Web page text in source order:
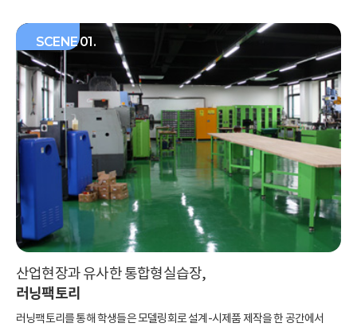
SCENE 01.
산업현장과 유사한 통합형실습장,
러닝팩토리
러닝팩토리를 통해 학생들은 모델링회로설계-시제품 제작을 한 공간에서